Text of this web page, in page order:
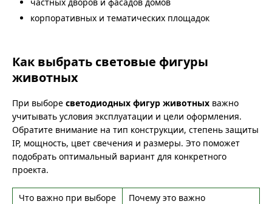
корпоративных и тематических площадок
Как выбрать световые фигуры
животных
При выборе светодиодных фигур животных важно
учитывать условия эксплуатации и цели оформления.
Обратите внимание на тип конструкции, степень защиты
IP, мощность, цвет свечения и размеры. Это поможет
подобрать оптимальный вариант для конкретного
проекта.
Что важно при выборе
Почему это важно